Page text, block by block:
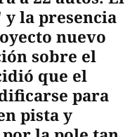
y la presencia
nuevo
sobre el
que el
para
pista y